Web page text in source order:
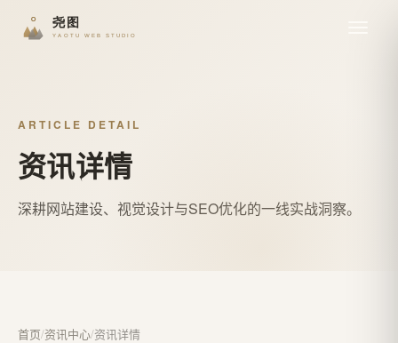
ARTICLE DETAIL
资讯详情
深耕网站建设、视觉设计与SEO优化的一线实战洞察。
首页/资讯中心/资讯详情